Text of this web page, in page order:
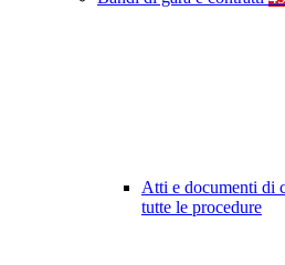
Atti e documenti di
tutte le procedure